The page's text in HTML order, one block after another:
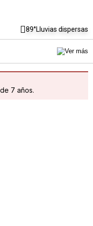
89°Lluvias dispersas
7 años.